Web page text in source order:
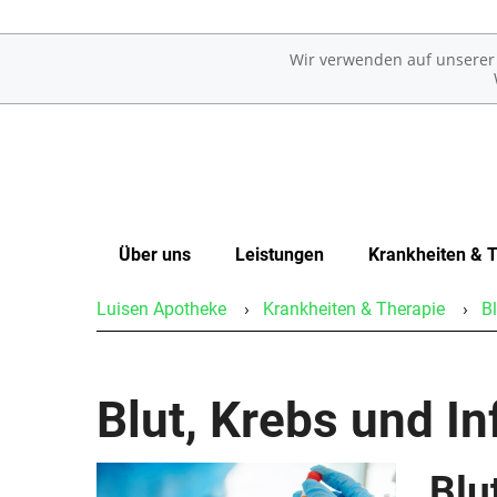
Wir verwenden auf
Über uns
Aktuelles
Service
Kundenkarte
Leistungen
Übersicht
Notdienst
Beipackzettelsuche
Krankheiten &
Erkrankungen im Alter
Ästhetische Chirurgie
Augen
Luisen Apotheke Krankheiten & Therapie
Blut, Krebs und